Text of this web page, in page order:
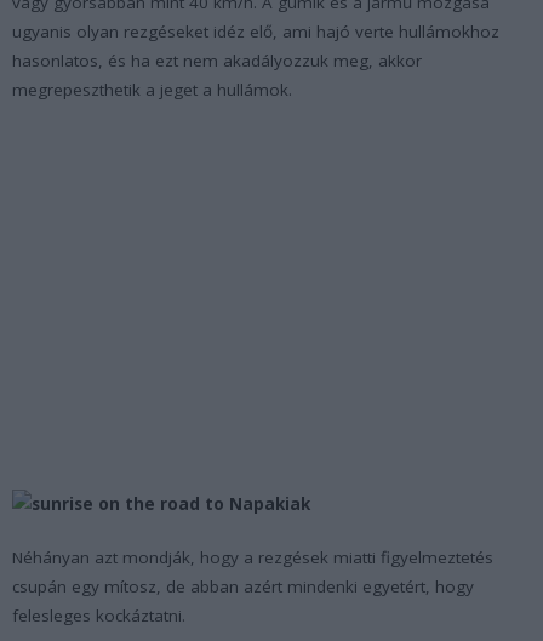
ugyanis olyan rezgéseket idéz elő, ami hajó verte hullámokhoz
hasonlatos, és ha ezt nem akadályozzuk meg, akkor
megrepeszthetik a jeget a hullámok.
Néhányan azt mondják, hogy a rezgések miatti figyelmeztetés
csupán egy mítosz, de abban azért mindenki egyetért, hogy
felesleges kockáztatni.